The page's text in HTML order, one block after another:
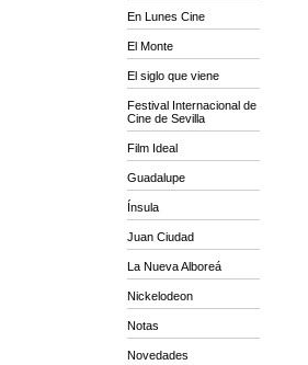
En Lunes Cine
El Monte
El siglo que viene
Festival Internacional de
Cine de Sevilla
Film Ideal
Guadalupe
Ínsula
Juan Ciudad
La Nueva Alboreá
Nickelodeon
Notas
Novedades